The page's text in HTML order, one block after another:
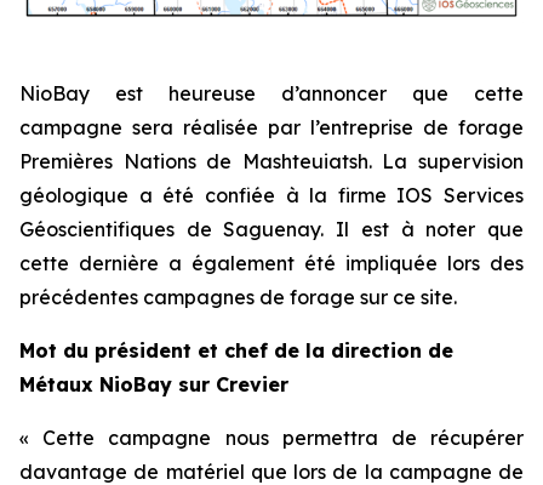
NioBay est heureuse d’annoncer que cette
campagne sera réalisée par l’entreprise de forage
Premières Nations de Mashteuiatsh. La supervision
géologique a été confiée à la firme IOS Services
Géoscientifiques de Saguenay. Il est à noter que
cette dernière a également été impliquée lors des
précédentes campagnes de forage sur ce site.
Mot du président et chef de la direction de
Métaux NioBay sur Crevier
« Cette campagne nous permettra de récupérer
davantage de matériel que lors de la campagne de